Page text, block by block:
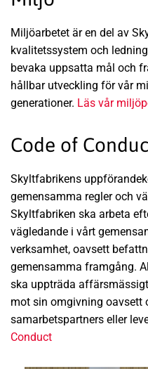
Miljöarbetet är en del av
kvalitetssystem och
bevaka uppsatta mål och
hållbar utveckling för vår
generationer. Läs vår
Code of
Skyltfabrikens
gemensamma regler och
Skyltfabriken ska arbeta
vägledande i vårt
verksamhet, oavsett
gemensamma framgång.
ska uppträda
mot sin omgivning oavsett
samarbetspartners eller
Conduct